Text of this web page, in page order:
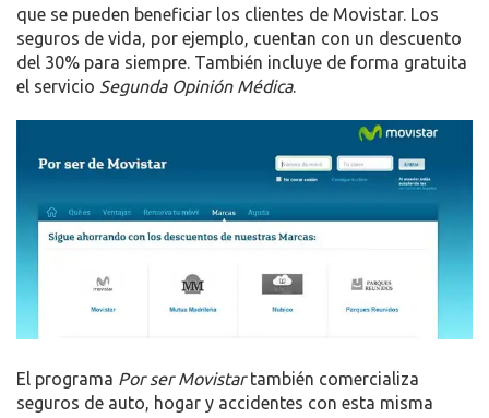
que se pueden beneficiar los clientes de Movistar. Los
seguros de vida, por ejemplo, cuentan con un descuento
del 30% para siempre. También incluye de forma gratuita
el servicio Segunda Opinión Médica.
El programa Por ser Movistartambién comercializa
seguros de auto, hogar y accidentes con esta misma